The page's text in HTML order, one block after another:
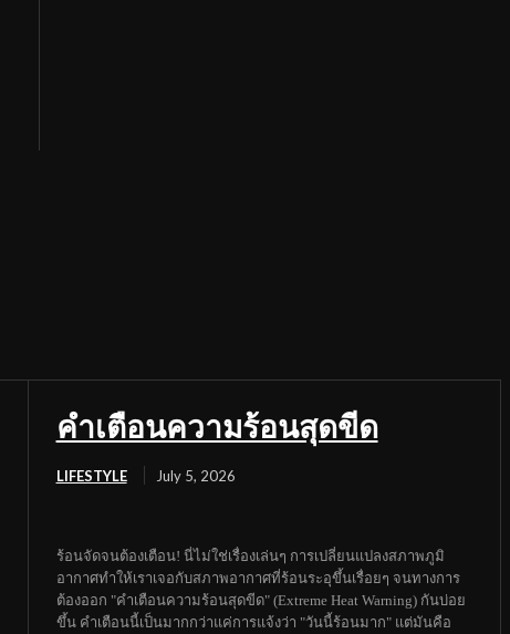
คำเตือนความร้อนสุดขีด
LIFESTYLE July 5, 2026
ร้อนจัดจนต้องเตือน! นี่ไม่ใช่เรื่องเล่นๆ การเปลี่ยนแปลงสภาพภูมิ
อากาศทำให้เราเจอกับสภาพอากาศที่ร้อนระอุขึ้นเรื่อยๆ จนทางการ
ต้องออก "คำเตือนความร้อนสุดขีด" (Extreme Heat Warning) กันบ่อย
ขึ้น คำเตือนนี้เป็นมากกว่าแค่การแจ้งว่า "วันนี้ร้อนมาก" แต่มันคือ